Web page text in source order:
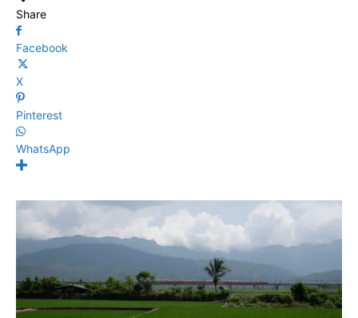
Share
Facebook
X
Pinterest
WhatsApp